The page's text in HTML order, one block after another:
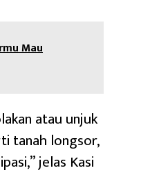
Mau
atau unjuk
tanah longsor,
jelas Kasi